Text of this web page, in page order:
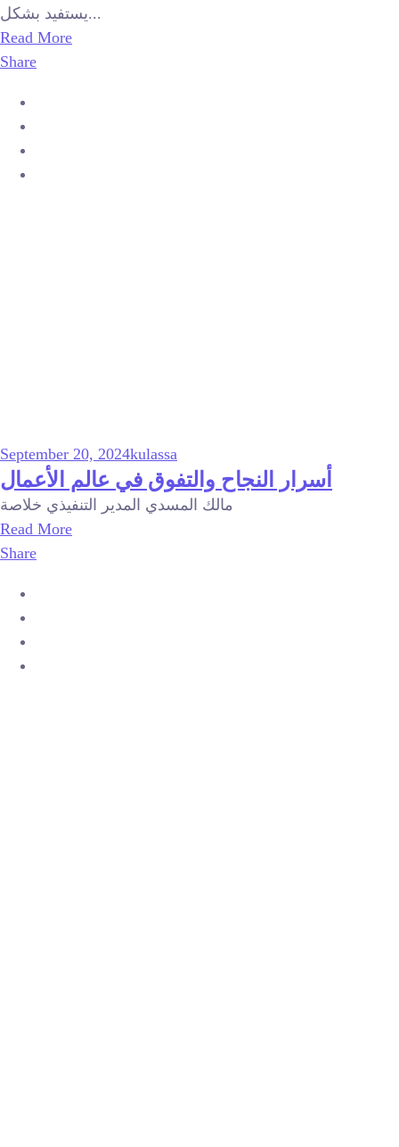
يستفيد بشكل...
Read More
Share
September 20, 2024kulassa
أسرار النجاح والتفوق في عالم الأعمال
مالك المسدي المدير التنفيذي خلاصة
Read More
Share